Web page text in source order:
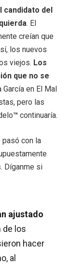
candidato del
. El
creían que
los nuevos
viejos. Los
que no se
en El Mal
pero las
™ continuaría.
pasó con la
Díganme si
ajustado
de los
hacer
al